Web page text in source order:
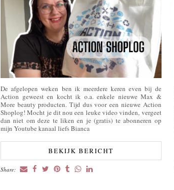
De afgelopen weken ben ik meerdere keren even bij de
Action geweest en kocht ik o.a. enkele nieuwe Max &
More beauty producten. Tijd dus voor een nieuwe Action
Shoplog! Mocht je dit nou een leuke video vinden, vergeet
dan niet om deze te liken en je (gratis) te abonneren op
mijn Youtube kanaal liefs Bianca
BEKIJK BERICHT
Share: